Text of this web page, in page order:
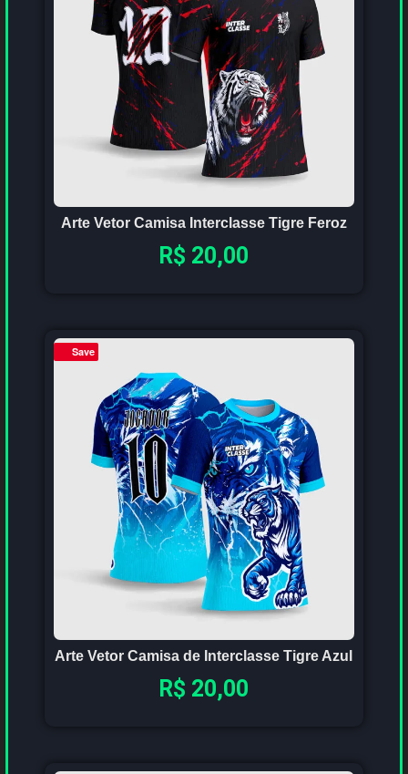
Arte Vetor Camisa Interclasse Tigre Feroz
R$ 20,00
Save
Arte Vetor Camisa de Interclasse Tigre Azul
R$ 20,00